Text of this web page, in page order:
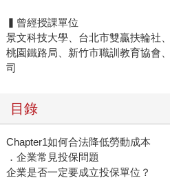
▍曾經授課單位
景文科技大學、台北市雙贏扶輪社
桃園鐵路局、新竹市職訓教育協會
司
目錄
Chapter1如何合法降低勞動成本
．企業常見投保問題
企業是否一定要成立投保單位？